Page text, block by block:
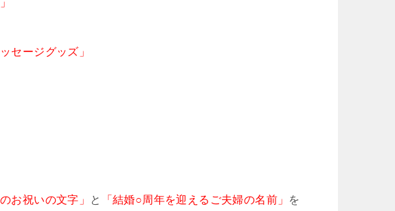
セージグッズ」
お祝いの文字」 と 「結婚○周年を迎えるご夫婦の名前」 を